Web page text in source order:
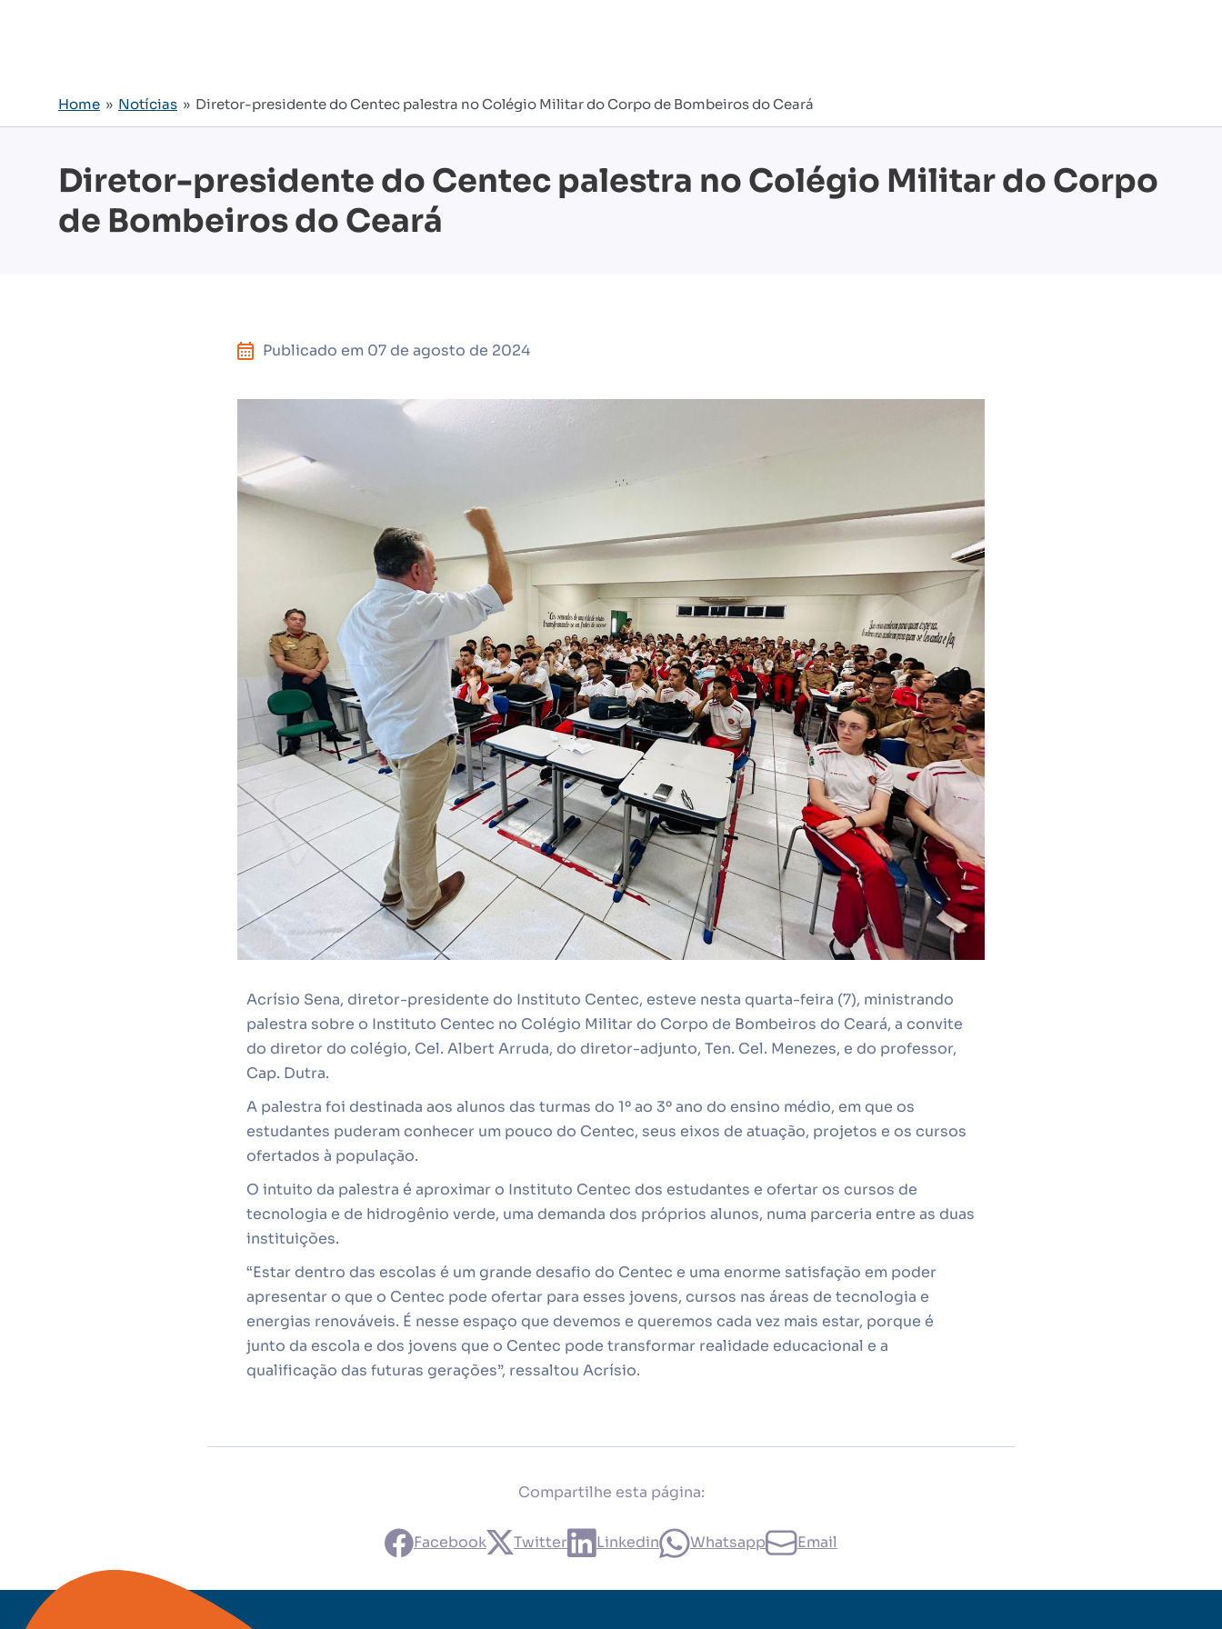
Home » Notícias » Diretor-presidente do Centec palestra no Colégio Militar do Corpo de Bombeiros do Ceará
Diretor-presidente do Centec palestra no Colégio Militar do Corpo
de Bombeiros do Ceará
Publicado em 07 de agosto de 2024
Acrísio Sena, diretor-presidente do Instituto Centec, esteve nesta quarta-feira (7), ministrando
palestra sobre o Instituto Centec no Colégio Militar do Corpo de Bombeiros do Ceará, a convite
do diretor do colégio, Cel. Albert Arruda, do diretor-adjunto, Ten. Cel. Menezes, e do professor,
Cap. Dutra.
A palestra foi destinada aos alunos das turmas do 1º ao 3º ano do ensino médio, em que os
estudantes puderam conhecer um pouco do Centec, seus eixos de atuação, projetos e os cursos
ofertados à população.
O intuito da palestra é aproximar o Instituto Centec dos estudantes e ofertar os cursos de
tecnologia e de hidrogênio verde, uma demanda dos próprios alunos, numa parceria entre as duas
instituições.
“Estar dentro das escolas é um grande desafio do Centec e uma enorme satisfação em poder
apresentar o que o Centec pode ofertar para esses jovens, cursos nas áreas de tecnologia e
energias renováveis. É nesse espaço que devemos e queremos cada vez mais estar, porque é
junto da escola e dos jovens que o Centec pode transformar realidade educacional e a
qualificação das futuras gerações”, ressaltou Acrísio.
Compartilhe esta página:
Facebook Twitter Linkedin Whatsapp Email